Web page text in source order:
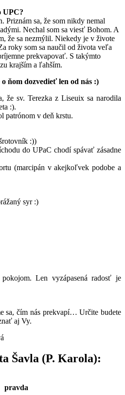
UPC?
Priznám sa, že som nikdy nemal
Nechal som sa viesť Bohom. A
že sa nezmýlil. Niekedy je v živote
roky som sa naučil od života veľa
prekvapovať. S takýmto
krajším a ľahším.
o ňom dozvedieť len od nás :)
že sv. Terezka z Liseuix sa narodila
:).
patrónom v deň krstu.
:))
do UPaC chodí spávať zásadne
(marcipán v akejkoľvek podobe a
syr :)
Len vyzápasená radosť je
sa, čím nás prekvapí… Určite budete
aj Vy.
Šavla (P. Karola):
pravda